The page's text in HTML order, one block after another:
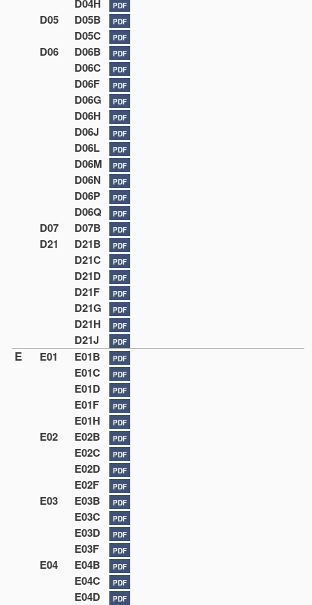
D04H PDF
D05 D05B PDF
D05C PDF
D06 D06B PDF
D06C PDF
D06F PDF
D06G PDF
D06H PDF
D06J PDF
D06L PDF
D06M PDF
D06N PDF
D06P PDF
D06Q PDF
D07 D07B PDF
D21 D21B PDF
D21C PDF
D21D PDF
D21F PDF
D21G PDF
D21H PDF
D21J PDF
E E01 E01B PDF
E01C PDF
E01D PDF
E01F PDF
E01H PDF
E02 E02B PDF
E02C PDF
E02D PDF
E02F PDF
E03 E03B PDF
E03C PDF
E03D PDF
E03F PDF
E04 E04B PDF
E04C PDF
E04D PDF